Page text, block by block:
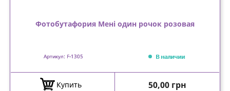
Фотобутафория Мені один рочок розовая
Артикул: F-1305 В наличии
Купить Цена
50,00 грн